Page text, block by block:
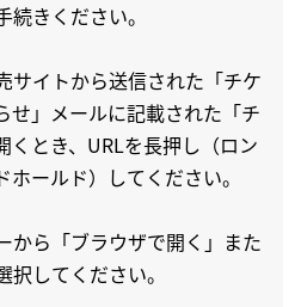
きください。
イトから送信された「チケ
せ」メールに記載された「チ
くとき、URLを長押し（ロン
ールド）してください。
ら「ブラウザで開く」また
してください。